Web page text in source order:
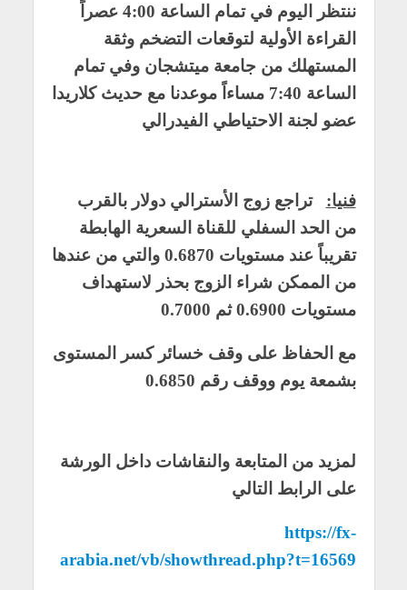
ننتظر اليوم في تمام الساعة 4:00 عصراً
القراءة الأولية لتوقعات التضخم وثقة
المستهلك من جامعة ميتشجان وفي تمام
الساعة 7:40 مساءاً موعدنا مع حديث كلاريدا
عضو لجنة الاحتياطي الفيدرالي
فنيا: تراجع زوج الأسترالي دولار بالقرب
من الحد السفلي للقناة السعرية الهابطة
تقريباً عند مستويات 0.6870 والتي من عندها
من الممكن شراء الزوج بحذر لاستهداف
مستويات 0.6900 ثم 0.7000
مع الحفاظ على وقف خسائر كسر المستوى
بشمعة يوم ووقف رقم 0.6850
لمزيد من المتابعة والنقاشات داخل الورشة
على الرابط التالي
https://fx-
arabia.net/vb/showthread.php?t=16569